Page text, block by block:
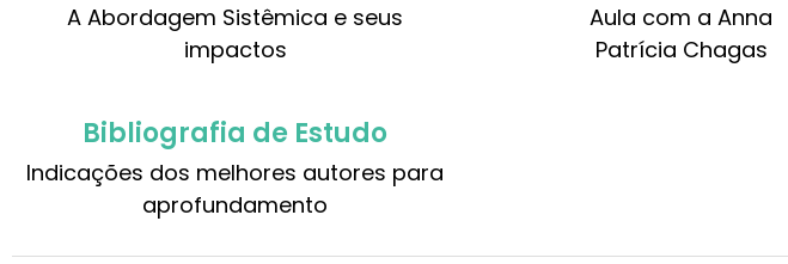
A Abordagem Sistêmica e seus
impactos
Aula com a Anna
Patrícia Chagas
Bibliografia de Estudo
Indicações dos melhores autores para
aprofundamento